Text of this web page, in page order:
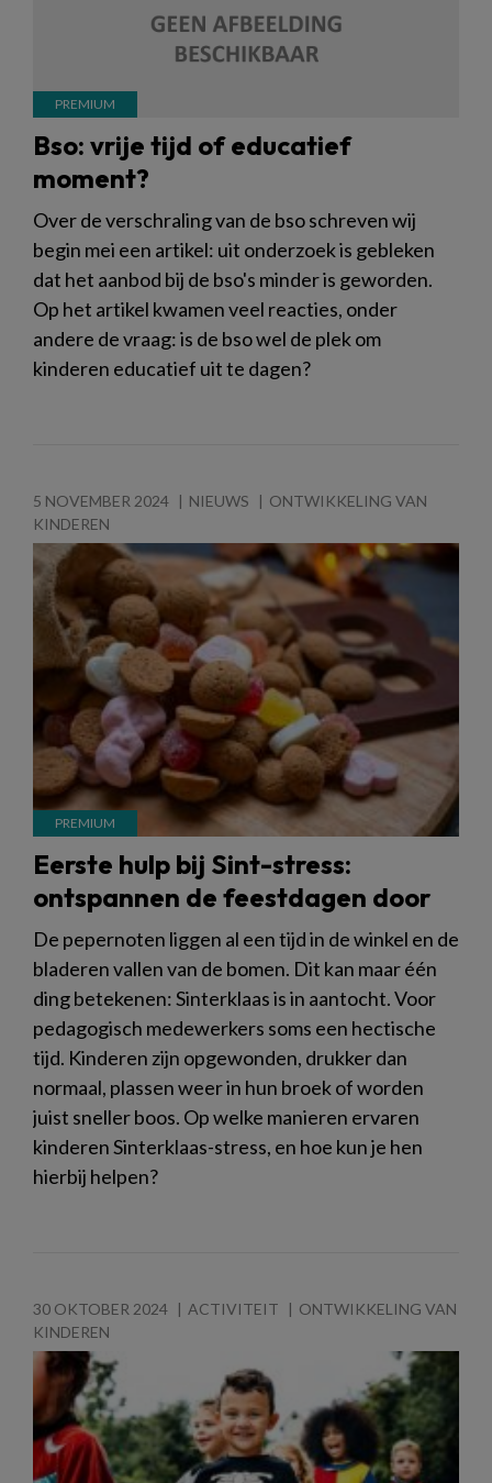
Bso: vrije tijd of educatief
moment?
Over de verschraling van de bso schreven wij
begin mei een artikel: uit onderzoek is gebleken
dat het aanbod bij de bso's minder is geworden.
Op het artikel kwamen veel reacties, onder
andere de vraag: is de bso wel de plek om
kinderen educatief uit te dagen?
5 NOVEMBER 2024 NIEUWS
ONTWIKKELING VAN
KINDEREN
Eerste hulp bij Sint-stress:
ontspannen de feestdagen door
De pepernoten liggen al een tijd in de winkel en de
bladeren vallen van de bomen. Dit kan maar één
ding betekenen: Sinterklaas is in aantocht. Voor
pedagogisch medewerkers soms een hectische
tijd. Kinderen zijn opgewonden, drukker dan
normaal, plassen weer in hun broek of worden
juist sneller boos. Op welke manieren ervaren
kinderen Sinterklaas-stress, en hoe kun je hen
hierbij helpen?
30 OKTOBER 2024 ACTIVITEIT
ONTWIKKELING VAN
KINDEREN